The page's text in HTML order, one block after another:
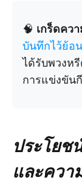
🧠 เกร็ดคว
บันทึกไว้ย้อ
ได้รับพวงห
การแข่งขัน
ประโยช
และควา